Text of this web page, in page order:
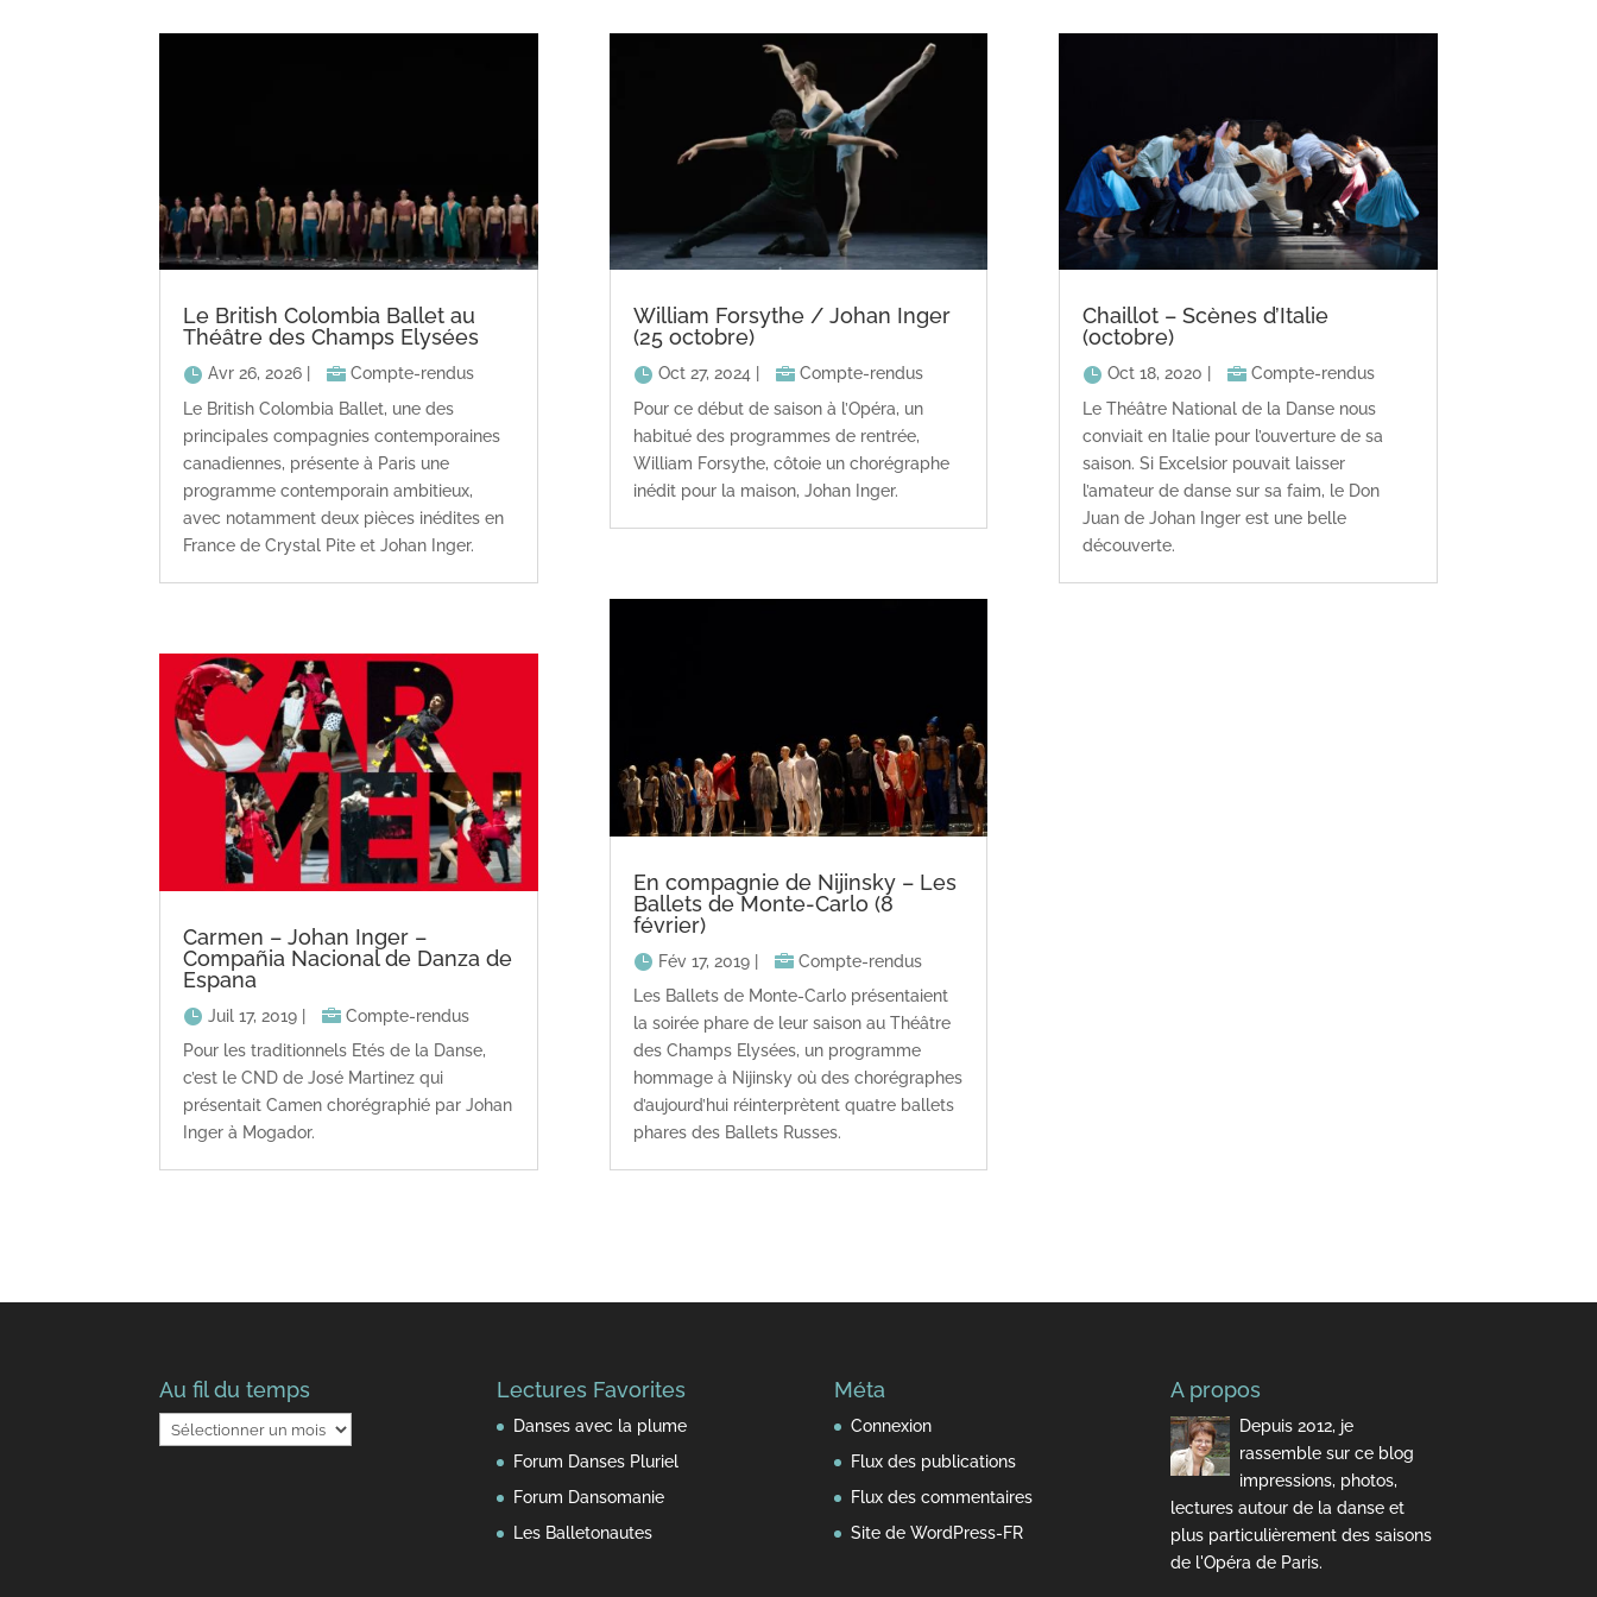
Le British Colombia Ballet au
Théâtre des Champs Elysées
Avr 26, 2026
Compte-rendus
Le British Colombia Ballet, une des
principales compagnies contemporaines
canadiennes, présente à Paris une
programme contemporain ambitieux,
avec notamment deux pièces inédites en
France de Crystal Pite et Johan Inger.
Carmen – Johan Inger –
Compañia Nacional de Danza de
Espana
Juil 17, 2019 |
Compte-rendus
Pour les traditionnels Etés de la Danse,
c’est le CND de José Martinez qui
présentait Camen chorégraphié par Johan
Inger à Mogador.
William Forsythe / Johan Inger
(25 octobre)
Oct 27, 2024|
Compte-rendus
Pour ce début de saison à l’Opéra, un
habitué des programmes de rentrée,
William Forsythe, côtoie un chorégraphe
inédit pour la maison, Johan Inger.
En compagnie de Nijinsky – Les
Ballets de Monte-Carlo (8
février)
Fév 17, 2019|
Compte-rendus
Les Ballets de Monte-Carlo présentaient
la soirée phare de leur saison au Théâtre
des Champs Elysées, un programme
hommage à Nijinsky où des chorégraphes
d’aujourd’hui réinterprètent quatre ballets
phares des Ballets Russes.
Chaillot – Scènes d’Italie
(octobre)
Oct 18, 2020
Compte-rendus
Le Théâtre National de la Danse nous
conviait en Italie pour l’ouverture de sa
saison. Si Excelsior pouvait laisser
l’amateur de danse sur sa faim, le Don
Juan de Johan Inger est une belle
découverte.
Au fil du temps
Au
fil
Lectures Favorites
Danses avec la plume
Forum Danses Pluriel
Forum Dansomanie
Les Balletonautes
Méta
Connexion
Flux des publications
Flux des commentaires
Site de WordPress-FR
A propos
Depuis 2012, je
rassemble sur ce blog
impressions, photos,
lectures autour de la danse et
plus particulièrement des saisons
de l'Opéra de Paris.